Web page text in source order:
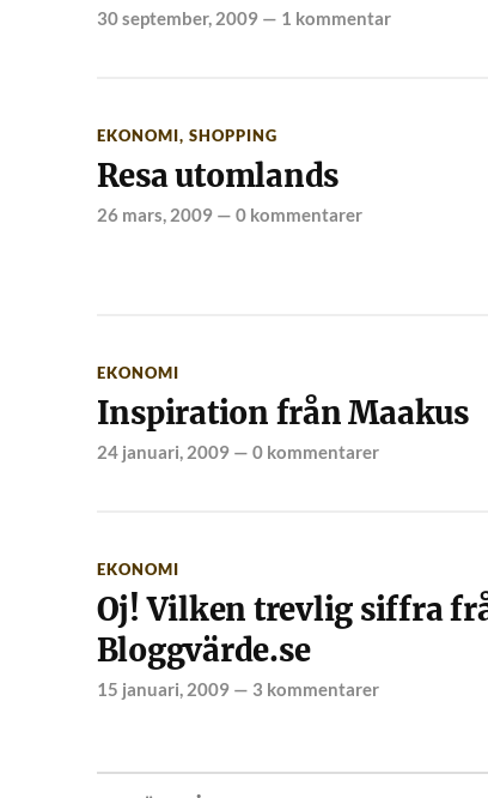
30 september, 2009— 1 kommentar
EKONOMI, SHOPPING
Resa utomlands
26 mars, 2009— 0 kommentarer
EKONOMI
Inspiration från Maakus
24 januari, 2009— 0 kommentarer
EKONOMI
Oj! Vilken trevlig siffra
Bloggvärde.se
15 januari, 2009— 3 kommentarer